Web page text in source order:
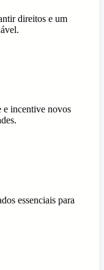
direitos e um
e incentive novos
essenciais para